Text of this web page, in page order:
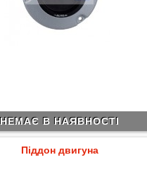
НЕМАЄ В НАЯВНОСТІ
Піддон двигуна